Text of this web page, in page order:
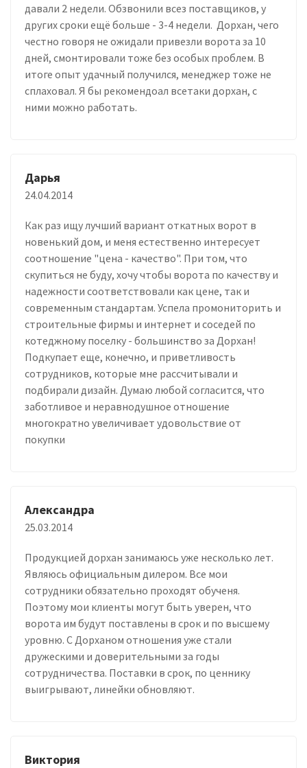
давали 2 недели. Обзвонили всез поставщиков, у
других сроки ещё больше - 3-4 недели. Дорхан, чего
честно говоря не ожидали привезли ворота за 10
дней, смонтировали тоже без особых проблем. В
итоге опыт удачный получился, менеджер тоже не
сплаховал. Я бы рекомендоал всетаки дорхан, с
ними можно работать.
Дарья
24.04.2014
Как раз ищу лучший вариант откатных ворот в
новенький дом, и меня естественно интересует
соотношение "цена - качество". При том, что
скупиться не буду, хочу чтобы ворота по качеству и
надежности соответствовали как цене, так и
современным стандартам. Успела промониторить и
строительные фирмы и интернет и соседей по
котеджному поселку - большинство за Дорхан!
Подкупает еще, конечно, и приветливость
сотрудников, которые мне рассчитывали и
подбирали дизайн. Думаю любой согласится, что
заботливое и неравнодушное отношение
многократно увеличивает удовольствие от
покупки
Александра
25.03.2014
Продукцией дорхан занимаюсь уже несколько лет.
Являюсь официальным дилером. Все мои
сотрудники обязательно проходят обученя.
Поэтому мои клиенты могут быть уверен, что
ворота им будут поставлены в срок и по высшему
уровню. С Дорханом отношения уже стали
дружескими и доверительными за годы
сотрудничества. Поставки в срок, по ценнику
выигрывают, линейки обновляют.
Виктория